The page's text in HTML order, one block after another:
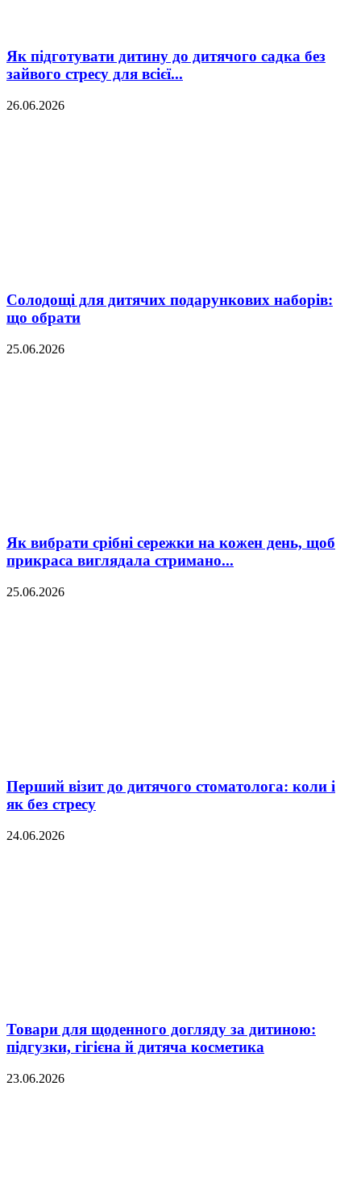
Як підготувати дитину до дитячого садка без
зайвого стресу для всієї...
26.06.2026
Солодощі для дитячих подарункових наборів:
що обрати
25.06.2026
Як вибрати срібні сережки на кожен день, щоб
прикраса виглядала стримано...
25.06.2026
Перший візит до дитячого стоматолога: коли і
як без стресу
24.06.2026
Товари для щоденного догляду за дитиною:
підгузки, гігієна й дитяча косметика
23.06.2026